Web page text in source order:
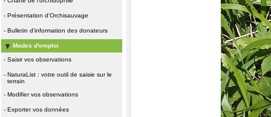
- Présentation d'Orchisauvage
- Bulletin d'information des donateurs
Modes d'emploi
- Saisir vos observations
- NaturaList : votre outil de saisie sur le
terrain
- Modifier vos observations
- Exporter vos données